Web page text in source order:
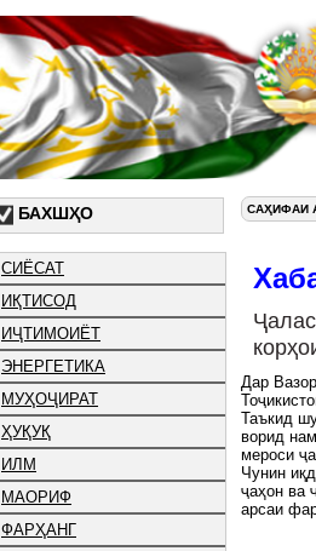
БАХШҲО
СИЁСАТ
ИҚТИСОД
ИҶТИМОИЁТ
ЭНЕРГЕТИКА
МУҲОҶИРАТ
ҲУҚУҚ
ИЛМ
МАОРИФ
ФАРҲАНГ
САҲИФАИ
Дар
Таъкид
ворид
мероси
Чунин
ҷаҳон ва
арсаи